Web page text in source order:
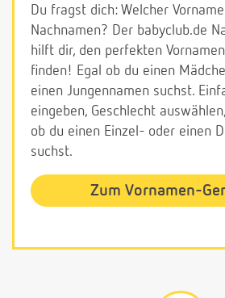
Du fragst dich: Welcher
Nachnamen? Der babyclub.de
hilft dir, den perfekten
finden! Egal ob du einen
einen Jungennamen suchst.
eingeben, Geschlecht
ob du einen Einzel- oder einen
suchst.
Zum Vornamen-